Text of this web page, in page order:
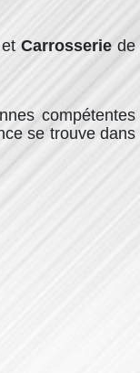
Carrosseriede
compétentes
se trouve dans